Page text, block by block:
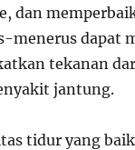
dan
menerus dapat
tekanan
jantung.
tidur yang